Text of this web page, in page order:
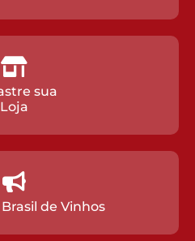
sua
Loja
de Vinhos